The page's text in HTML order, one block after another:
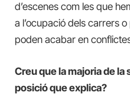
d’escenes com les que
a l’ocupació dels carrers
poden acabar en
Creu que la majoria de
posició que explica?